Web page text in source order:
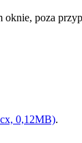
poza
0,12MB).